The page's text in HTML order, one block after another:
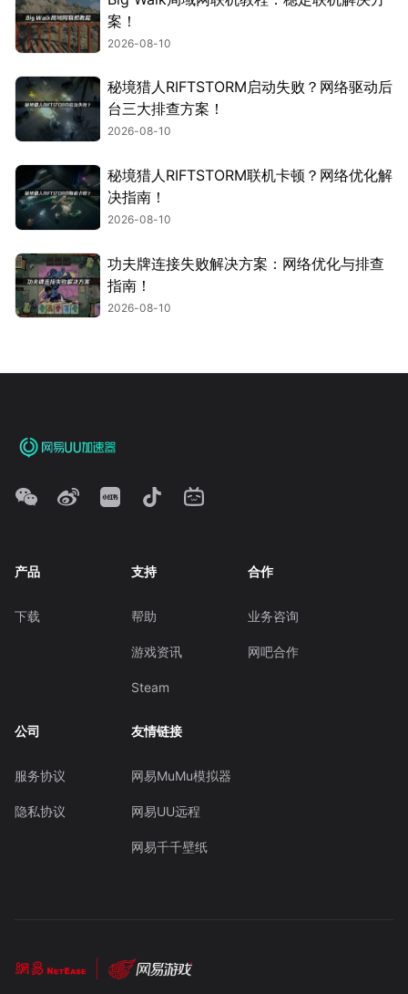
案！
2026-08-10
秘境猎人RIFTSTORM启动失败？网络驱动后
台三大排查方案！
2026-08-10
秘境猎人RIFTSTORM联机卡顿？网络优化解
决指南！
2026-08-10
功夫牌连接失败解决方案：网络优化与排查
指南！
2026-08-10
产品
下载
支持
帮助
游戏资讯
Steam
合作
业务咨询
网吧合作
公司
服务协议
隐私协议
友情链接
网易MuMu模拟器
网易UU远程
网易千千壁纸